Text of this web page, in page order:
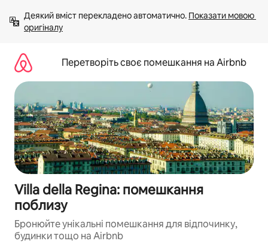
вмісту
Деякий вміст перекладено автоматично. Показати мовою
оригіналу
Перетворіть своє помешкання на Airbnb
Villa della Regina: помешкання
поблизу
Бронюйте унікальні помешкання для відпочинку,
будинки тощо на Airbnb